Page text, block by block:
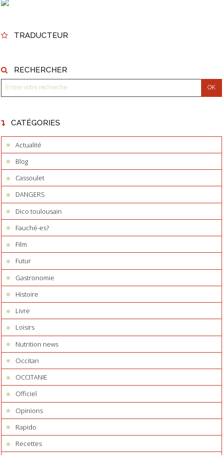
TRADUCTEUR
RECHERCHER
CATÉGORIES
Actualité
Blog
Cassoulet
DANGERS
Dico toulousain
Fauché-es?
Film
Futur
Gastronomie
Histoire
Livre
Loisirs
Nutrition news
Occitan
OCCITANIE
Officiel
Opinions
Rapido
Recettes